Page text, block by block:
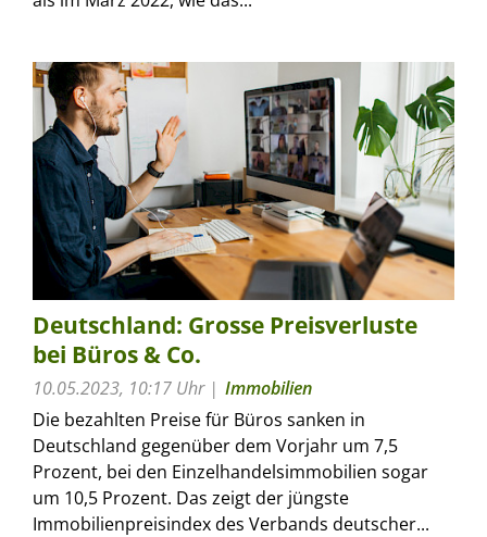
Deutschland: Grosse Preisverluste
bei Büros & Co.
10.05.2023, 10:17 Uhr
Immobilien
Die bezahlten Preise für Büros sanken in
Deutschland gegenüber dem Vorjahr um 7,5
Prozent, bei den Einzelhandelsimmobilien sogar
um 10,5 Prozent. Das zeigt der jüngste
Immobilienpreisindex des Verbands deutscher...